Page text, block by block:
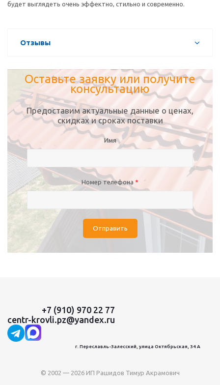
будет выглядеть очень эффектно, стильно и современно.
Отзывы
Оставьте заявку или получите
консультацию
Предоставим актуальные данные о ценах,
скидках и сроках поставки
Имя
Номер телефона *
Отправить
+7 (910) 970 22 77
centr-krovli.pz@yandex.ru
г. Переславль-Залесский, улица Октябрьская, 34 А
© 2002 — 2026 ИП Рашидов Тимур Акрамович